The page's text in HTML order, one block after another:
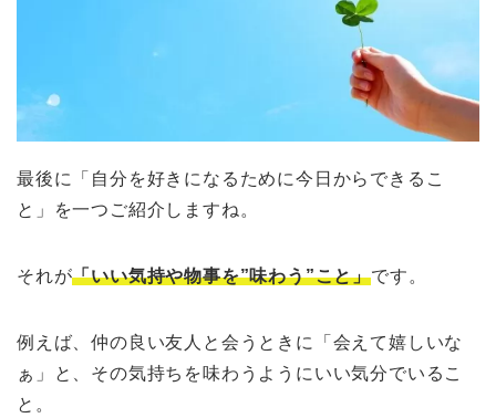
最後に「自分を好きになるために今日からできるこ
と」を一つご紹介しますね。
それが「いい気持や物事を”味わう”こと」です。
例えば、仲の良い友人と会うときに「会えて嬉しいな
ぁ」と、その気持ちを味わうようにいい気分でいるこ
と。